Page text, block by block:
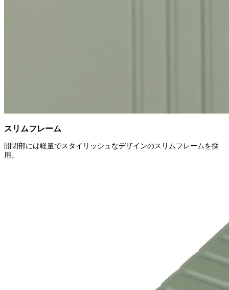
スリムフレーム
開閉部には軽量でスタイリッシュなデザインのスリムフレームを採
用。